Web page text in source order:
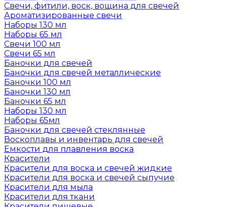
Свечи, фитили, воск, вощина для свечей
Ароматизированные свечи
Наборы 130 мл
Наборы 65 мл
Свечи 100 мл
Свечи 65 мл
Баночки для свечей
Баночки для свечей металлические
Баночки 100 мл
Баночки 130 мл
Баночки 65 мл
Наборы 130 мл
Наборы 65мл
Баночки для свечей стеклянные
Воскоплавы и инвентарь для свечей
Емкости для плавления воска
Красители
Красители для воска и свечей жидкие
Красители для воска и свечей сыпучие
Красители для мыла
Красители для ткани